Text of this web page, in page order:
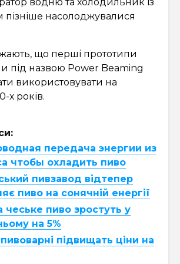
насолоджувалися
що перші прототипи
під назвою Power Beaming
використовувати на
х років.
передача энергии из
чтобы охладить пиво
пивзавод відтепер
пиво на сонячній енергії
чеське пиво зростуть у
на 5%
підвищать ціни на